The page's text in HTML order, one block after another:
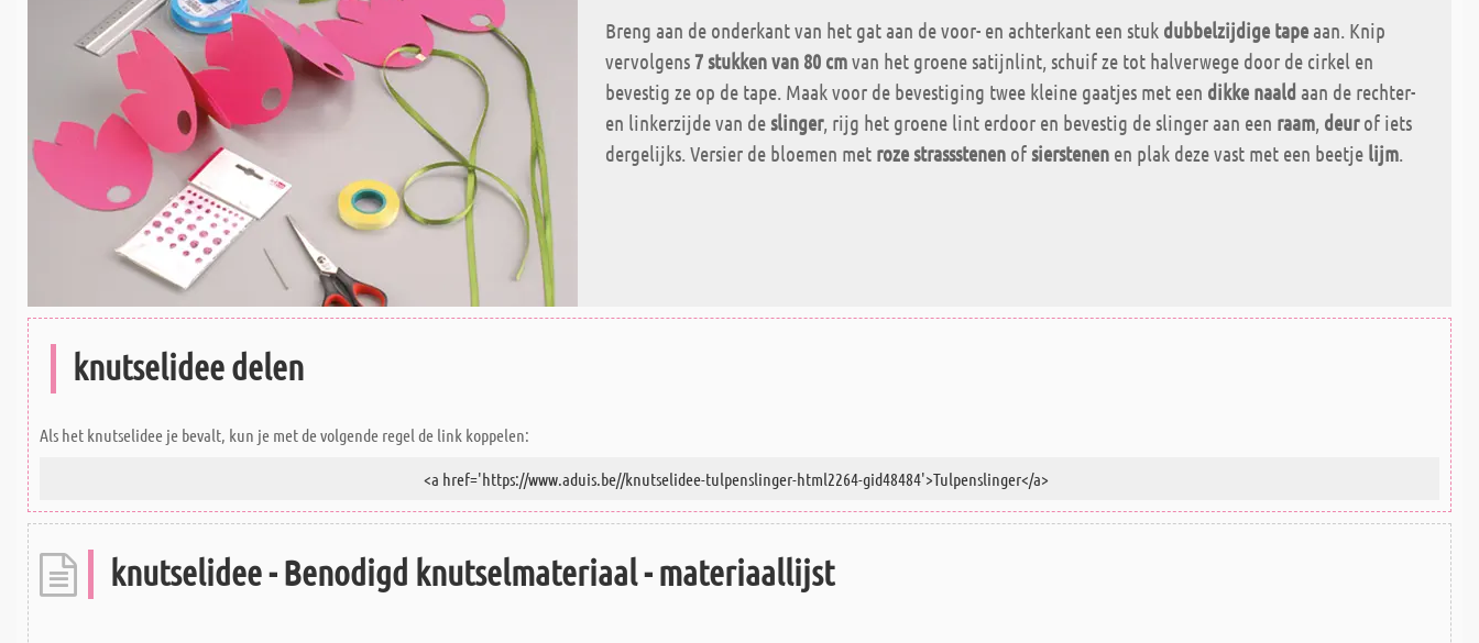
Breng aan de onderkant van het gat aan de voor- en achterkant een stuk dubbelzijdige tapeaan. Knip
vervolgens 7 stukken van 80 cmvan het groene satijnlint, schuif ze tot halverwege door de cirkel en
bevestig ze op de tape. Maak voor de bevestiging twee kleine gaatjes met een dikke naald aan de rechter-
en linkerzijde van deslinger, rijg het groene lint erdoor en bevestig de slinger aan een raam, deurof iets
dergelijks. Versier de bloemen met roze strassstenen ofsierstenen en plak deze vast met een beetje lijm.
knutselidee delen
Als het knutselidee je bevalt, kun je met de volgende regel de link koppelen:
knutselidee - Benodigd knutselmateriaal - materiaallijst